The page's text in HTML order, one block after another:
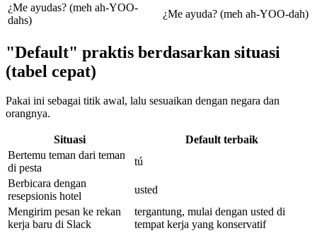
¿Me ayudas? (meh ah-YOO-
dahs)
¿Me ayuda? (meh ah-YOO-dah)
"Default" praktis berdasarkan situasi
(tabel cepat)
Pakai ini sebagai titik awal, lalu sesuaikan dengan negara dan
orangnya.
Situasi
Default terbaik
Bertemu teman dari teman
di pesta
tú
Berbicara dengan
resepsionis hotel
usted
Mengirim pesan ke rekan
kerja baru di Slack
tergantung, mulai dengan usted di
tempat kerja yang konservatif